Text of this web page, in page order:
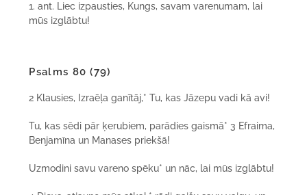
1. ant. Liec izpausties, Kungs, savam varenumam, lai
mūs izglābtu!
Psalms 80 (79)
2 Klausies, Izraēļa ganītāj,* Tu, kas Jāzepu vadi kā avi!
Tu, kas sēdi pār ķerubiem, parādies gaismā* 3 Efraima,
Benjamīna un Manases priekšā!
Uzmodini savu vareno spēku* un nāc, lai mūs izglābtu!